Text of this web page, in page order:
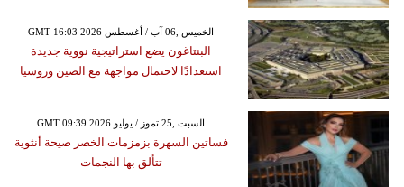
GMT 16:03 2026 الخميس ,06 آب / أغسطس
البنتاغون يضع استراتيجية نووية جديدة
استعدادًا لاحتمال مواجهة مع الصين وروسيا
GMT 09:39 2026 السبت ,25 تموز / يوليو
فساتين السهرة بزمزمات الخصر صيحة أنثوية
تتألق بها النجمات